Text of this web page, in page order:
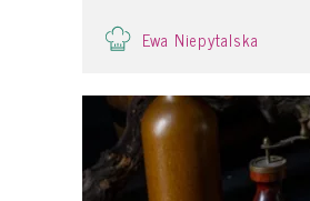
Ewa Niepytalska